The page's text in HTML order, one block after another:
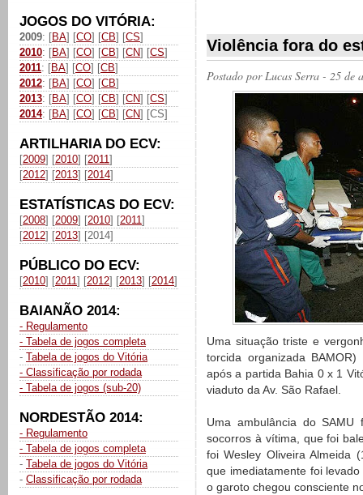
JOGOS DO VITÓRIA:
2009: [BA] [CO] [CB] [CS]
2010: [BA] [CO] [CB] [CN] [CS]
2011: [BA] [CO] [CB]
2012: [BA] [CO] [CB]
2013: [BA] [CO] [CB] [CN] [CS]
2014: [BA] [CO] [CB] [CN] [CS]
ARTILHARIA DO ECV:
[2009] [2010] [2011]
[2012] [2013] [2014]
ESTATÍSTICAS DO ECV:
[2008] [2009] [2010] [2011]
[2012] [2013] [2014]
PÚBLICO DO ECV:
[2010] [2011] [2012] [2013] [2014]
BAIANÃO 2014:
- Regulamento
- Tabela de jogos completa
- Tabela de jogos do Vitória
- Classificação por rodada
- Tabela de jogos (sub-20)
NORDESTÃO 2014:
- Regulamento
- Tabela de jogos completa
- Tabela de jogos do Vitória
- Classificação por rodada
Violência fora do
Postado porLucas Serra - 25 de
Uma situação triste e
torcida organizada
após a partida Bahia 0 x 1
viaduto da Av. São Rafael.
Uma ambulância do
socorros à vítima, que foi
foi Wesley Oliveira Almeida
que imediatamente foi
o garoto chegou consciente